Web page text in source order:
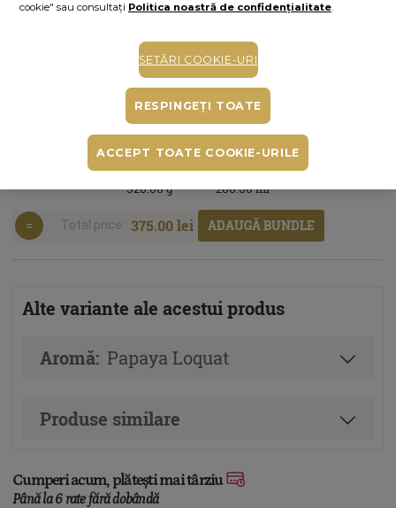
SCRUB
PENTRU
Papaya
Loquat |
320.00 g
+
COOLING
BODY ＆
GELEE
Loquat |
200.00 ml
Loquat | 30.00
Total price: 375.00 lei ADAUGĂ BUNDLE
Alte variante ale acestui produs
Aromă: Papaya Loquat
Produse similare
Cumperi acum, plătești mai târziu
Până la 6 rate fără dobândă
cookie" sau consultați Politica noastră de confidențialitate.
SETĂRI COOKIE-URI
RESPINGEȚI TOATE
ACCEPT TOATE COOKIE-URILE